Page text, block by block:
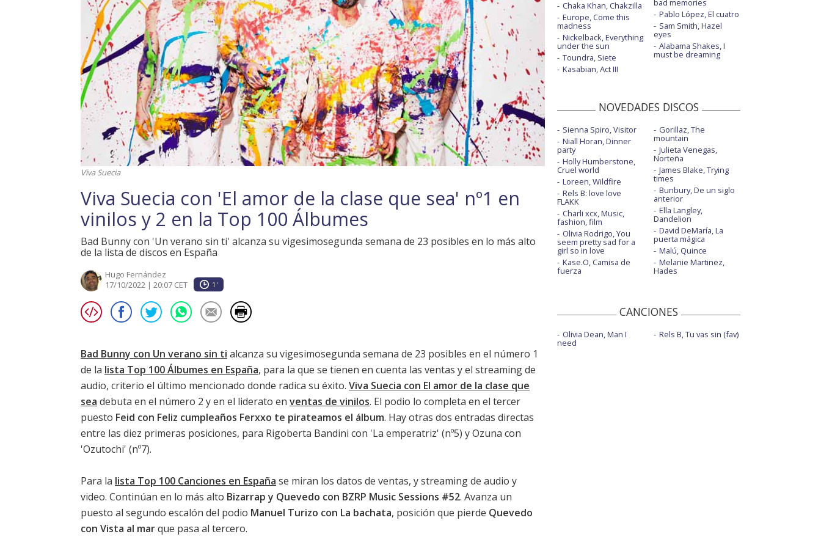
Viva Suecia
Viva Suecia con 'El amor de la clase que sea' nº1 en
vinilos y 2 en la Top 100 Álbumes
Bad Bunny con 'Un verano sin ti' alcanza su vigesimosegunda semana de 23 posibles en lo más alto
de la lista de discos en España
Hugo Fernández
17/10/2022 | 20:07 CET
1'
Bad Bunny con Un verano sin ti alcanza su vigesimosegunda semana de 23 posibles en el número 1
de la lista Top 100 Álbumes en España, para la que se tienen en cuenta las ventas y el streaming de
audio, criterio el último mencionado donde radica su éxito. Viva Suecia con El amor de la clase que
sea debuta en el número 2 y en el liderato en ventas de vinilos. El podio lo completa en el tercer
puesto Feid con Feliz cumpleaños Ferxxo te pirateamos el álbum. Hay otras dos entradas directas
entre las diez primeras posiciones, para Rigoberta Bandini con 'La emperatriz' (nº5) yOzuna con
'Ozutochi' (nº7).
Para la lista Top 100 Canciones en España se miran los datos de ventas, y streaming de audio y
video. Continúan en lo más alto Bizarrap y Quevedo con BZRP Music Sessions #52. Avanza un
puesto al segundo escalón del podio Manuel Turizo con La bachata, posición que pierde Quevedo
con Vista al marque pasa al tercero.
Chaka Khan, Chakzilla
Europe, Come this
madness
Nickelback, Everything
under the sun
Toundra, Siete
Kasabian, Act III
bad memories
Pablo López, El cuatro
Sam Smith, Hazel
eyes
Alabama Shakes, I
must be dreaming
NOVEDADES DISCOS
Sienna Spiro, Visitor
Niall Horan, Dinner
party
Holly Humberstone,
Cruel world
Loreen, Wildfire
Rels B: love love
FLAKK
Charli xcx, Music,
fashion, film
Olivia Rodrigo, You
seem pretty sad for a
girl so in love
Kase.O, Camisa de
fuerza
Gorillaz, The
mountain
Julieta Venegas,
Norteña
James Blake, Trying
times
Bunbury, De un siglo
anterior
Ella Langley,
Dandelion
David DeMaría, La
puerta mágica
Malú, Quince
Melanie Martinez,
Hades
CANCIONES
Olivia Dean, Man I
need
Rels B, Tu vas sin (fav)